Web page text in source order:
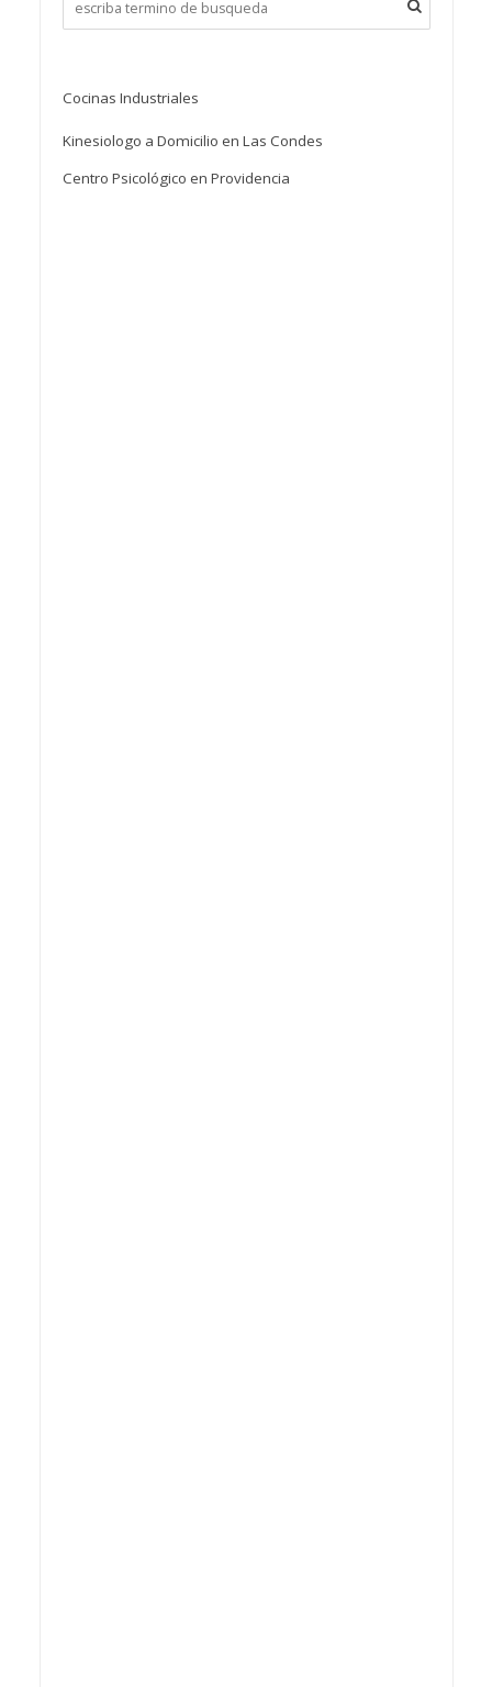
Cocinas Industriales
Kinesiologo a Domicilio en Las Condes
Centro Psicológico en Providencia